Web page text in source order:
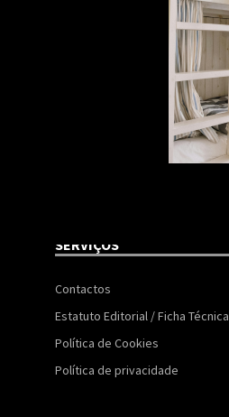
SERVIÇOS
Contactos
Estatuto Editorial / Ficha Técnica
Política de Cookies
Política de privacidade